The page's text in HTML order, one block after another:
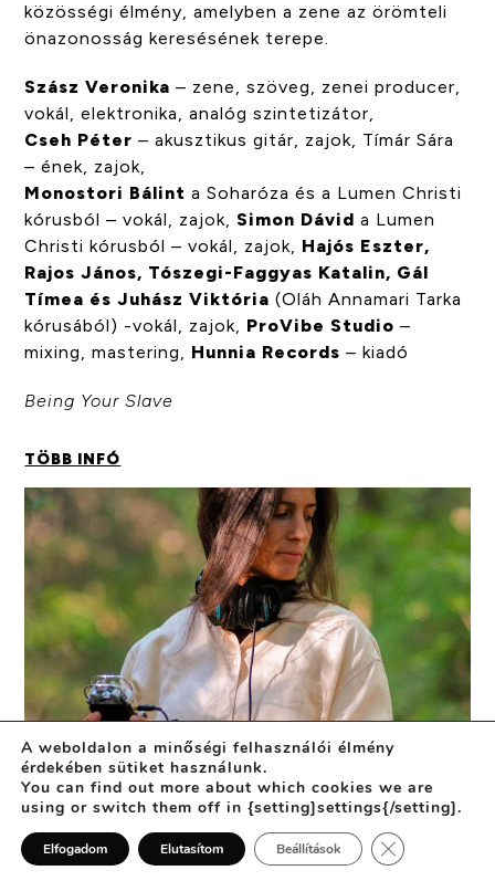
közösségi élmény, amelyben a zene az örömteli
önazonosság keresésének terepe.
Szász Veronika – zene, szöveg, zenei producer,
vokál, elektronika, analóg szintetizátor,
Cseh Péter – akusztikus gitár, zajok, Tímár Sára
– ének, zajok,
Monostori Bálint a Soharóza és a Lumen Christi
kórusból – vokál, zajok,Simon Dávid a Lumen
Christi kórusból – vokál, zajok, Hajós Eszter,
Rajos János, Tószegi-Faggyas Katalin, Gál
Tímea és Juhász Viktória (Oláh Annamari Tarka
kórusából) -vokál, zajok, ProVibe Studio –
mixing, mastering, Hunnia Records– kiadó
Being Your Slave
TÖBB INFÓ
© 2025 VENI || Created by:WEB.malom
A weboldalon a minőségi felhasználói élmény
érdekében sütiket használunk.
You can find out more about which cookies we are
using or switch them off in {setting]settings{/setting].
Elfogadom Elutasítom Beállítások Close GDPR